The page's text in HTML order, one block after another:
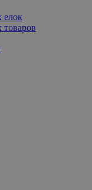
елок
товаров